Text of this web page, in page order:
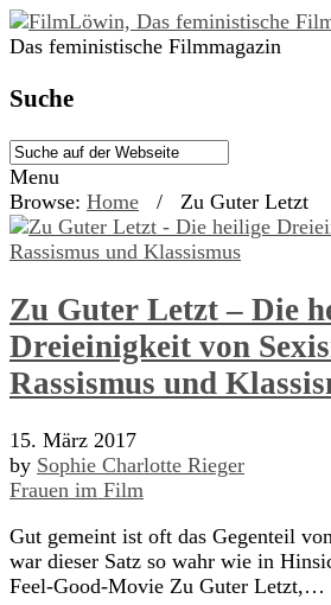
Das feministische Filmmagazin
Suche
Menu
Browse: Home / Zu Guter Letzt
Zu Guter Letzt – Die
Dreieinigkeit von
Rassismus und
15. März 2017
by Sophie Charlotte Rieger
Frauen im Film
Gut gemeint ist oft das Gegenteil
war dieser Satz so wahr wie in
Feel-Good-Movie Zu Guter Letzt,…